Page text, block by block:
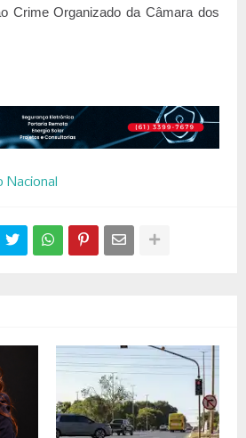
Crime Organizado da Câmara dos
Nacional